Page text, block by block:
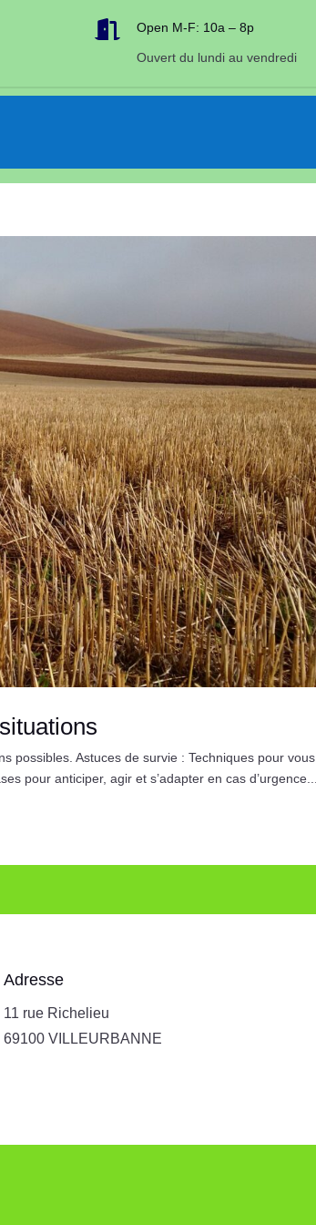
 Open M-F: 10a – 8p
Ouvert du lundi au vendredi
possibles. Astuces de survie : Techniques pour vous
pour anticiper, agir et s’adapter en cas d’urgence....
Adresse
11 rue Richelieu
69100 VILLEURBANNE